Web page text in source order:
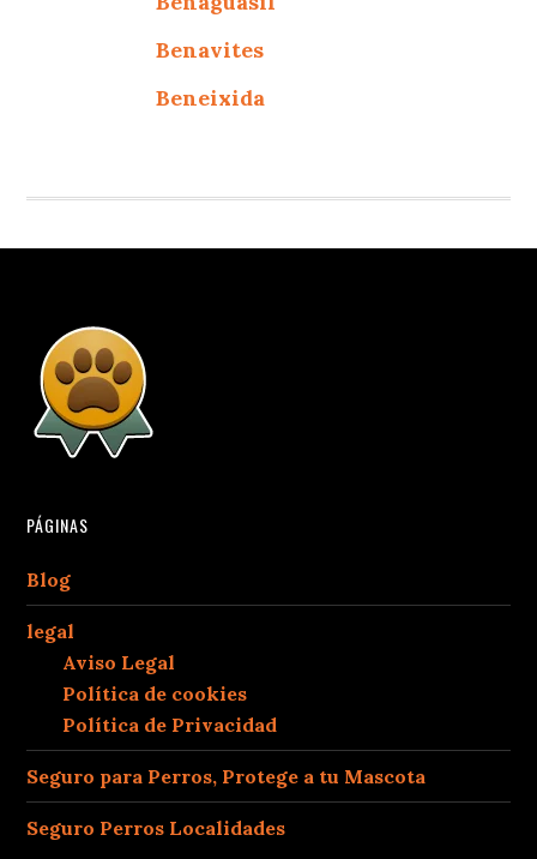
Benavites
Beneixida
PÁGINAS
Blog
legal
Aviso Legal
Política de cookies
Política de Privacidad
Seguro para Perros, Protege a tu Mascota
Seguro Perros Localidades